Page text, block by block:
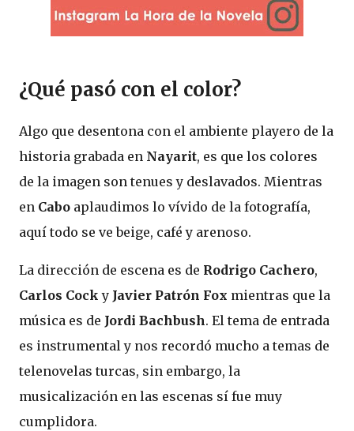
¿Qué pasó con el color?
Algo que desentona con el ambiente playero de la
historia grabada en Nayarit, es que los colores
de la imagen son tenues y deslavados. Mientras
en Cabo aplaudimos lo vívido de la fotografía,
aquí todo se ve beige, café y arenoso.
La dirección de escena es de Rodrigo Cachero,
Carlos Cock y Javier Patrón Fox mientras que la
música es de Jordi Bachbush. El tema de entrada
es instrumental y nos recordó mucho a temas de
telenovelas turcas, sin embargo, la
musicalización en las escenas sí fue muy
cumplidora.